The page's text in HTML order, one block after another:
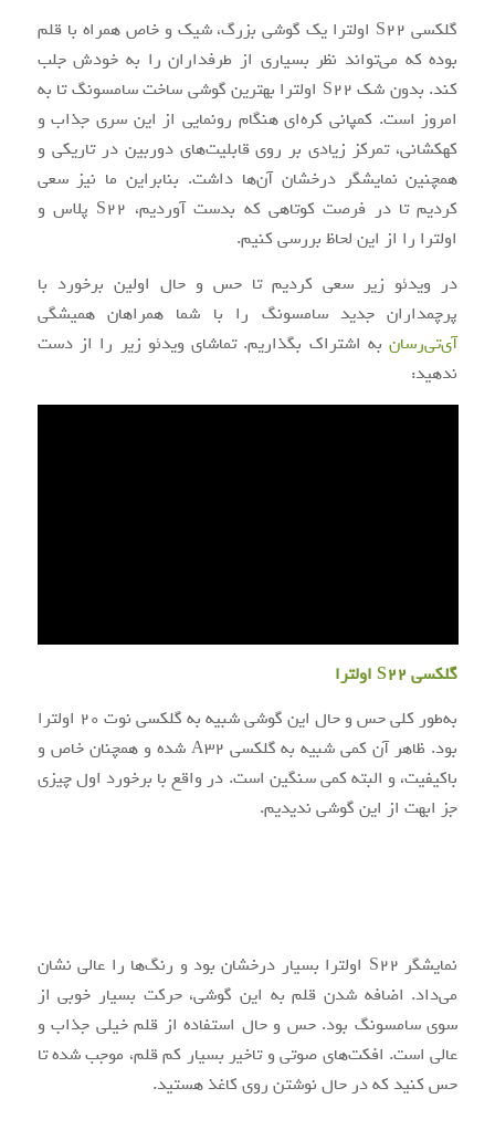
گلکسی S22 اولترا یک گوشی بزرگ، شیک و خاص همراه با قلم
بوده که می‌تواند نظر بسیاری از طرفداران را به خودش جلب
کند. بدون شک S22 اولترا بهترین گوشی ساخت سامسونگ تا به
امروز است. کمپانی کره‌ای هنگام رونمایی از این سری جذاب و
کهکشانی، تمرکز زیادی بر روی قابلیت‌های دوربین در تاریکی و
همچنین نمایشگر درخشان آن‌ها داشت. بنابراین ما نیز سعی
کردیم تا در فرصت کوتاهی که بدست آوردیم، S22 پلاس و
اولترا را از این لحاظ بررسی کنیم.
در ویدئو زیر سعی کردیم تا حس و حال اولین برخورد با
پرچمداران جدید سامسونگ را با شما همراهان همیشگی
آی‌تی‌رسانبه اشتراک بگذاریم. تماشای ویدئو زیر را از دست
ندهید:
گلکسی S22 اولترا
به‌طور کلی حس و حال این گوشی شبیه به گلکسی نوت ۲۰ اولترا
بود. ظاهر آن کمی شبیه به گلکسی A32 شده و همچنان خاص و
باکیفیت، و البته کمی سنگین است. در واقع با برخورد اول چیزی
جز ابهت از این گوشی ندیدیم.
نمایشگر S22 اولترا بسیار درخشان بود و رنگ‌ها را عالی نشان
می‌داد. اضافه شدن قلم به این گوشی، حرکت بسیار خوبی از
سوی سامسونگ بود. حس و حال استفاده از قلم خیلی جذاب و
عالی است. افکت‌های صوتی و تاخیر بسیار کم قلم، موجب شده تا
حس کنید که در حال نوشتن روی کاغذ هستید.